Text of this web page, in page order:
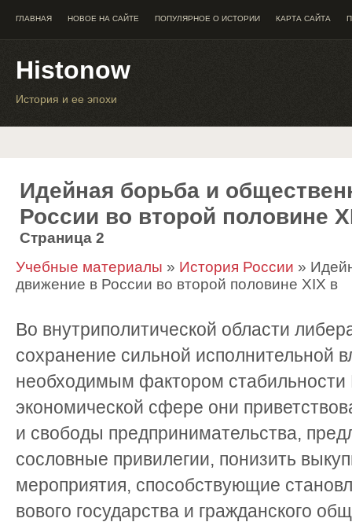
ГЛАВНАЯ НОВОЕ НА САЙТЕ ПОПУЛЯРНОЕ О ИСТОРИИ КАРТА САЙТА
Histonow
История и ее эпохи
Идейная борьба и
России во второй половине
Страница 2
Учебные материалы » История России »
движение в России во второй половине XIX в
Во внутриполитической области
сохранение сильной исполнительной
необходимым фактором стабильности
экономической сфере они
и свободы предпринимательства,
сословные привилегии, понизить
мероприятия, способствующие
вового государства и гражданского